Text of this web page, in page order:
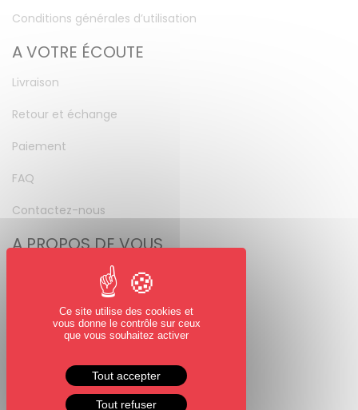
Conditions générales d’utilisation
A VOTRE ÉCOUTE
Livraison
Retour et échange
Paiement
FAQ
Contactez-nous
A PROPOS DE VOUS
Mot de passe perdu
NOUS SUIVRE
Facebook
Instagram
Ce site utilise des cookies et
vous donne le contrôle sur ceux
que vous souhaitez activer
Tout accepter
Tout refuser